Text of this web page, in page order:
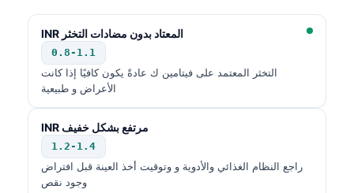
INR المعتاد بدون مضادات التخثر
0.8-1.1
التخثر المعتمد على فيتامين ك عادةً يكون كافيًا إذا كانت
الأعراض و طبيعية
INR مرتفع بشكل خفيف
1.2-1.4
راجع النظام الغذائي والأدوية و وتوقيت أخذ العينة قبل افتراض
وجود نقص